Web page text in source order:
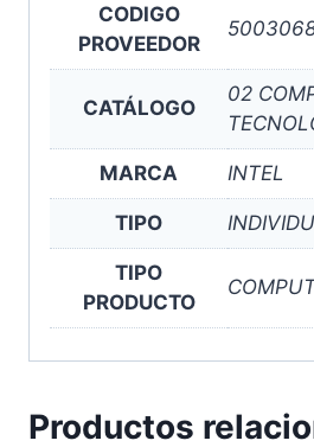
CODIGO
PROVEEDOR
CATÁLOGO
02
MARCA INTEL
TIPO
TIPO
PRODUCTO
Productos